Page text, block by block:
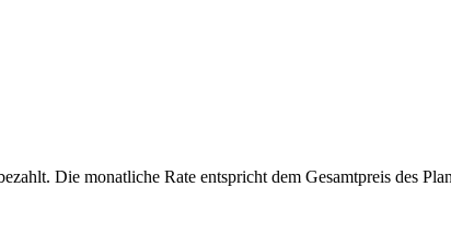
Die monatliche Rate entspricht dem Gesamtpreis des